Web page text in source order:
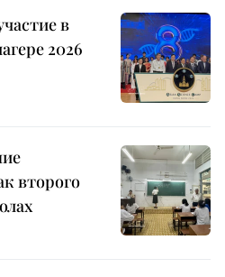
в
2026
второго